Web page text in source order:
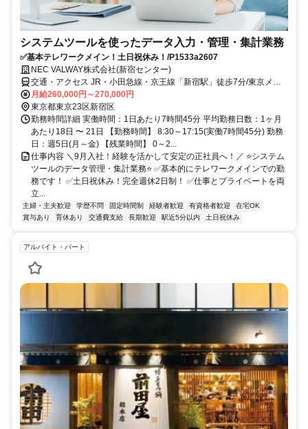
システムツールを使ったデータ入力・管理・集計業務
✅基本テレワークメイン！土日祝休み！/P1533a2607
NEC VALWAY株式会社(新宿センター)
交通・アクセス JR・小田急線・京王線「新宿駅」徒歩7分/東京メト
ロ丸ノ内線「西新宿駅」徒歩4分/都営地下鉄大江戸線「都庁前駅」徒
歩3分
月給260,000円～270,000円
東京都東京23区新宿区
勤務時間詳細 実働時間：1日あたり7時間45分 平均勤務日数：1ヶ月
あたり18日 〜 21日 【勤務時間】 8:30～17:15(実働7時間45分) 勤務
日：週5日(月～金) 【残業時間】 0～2...
仕事内容 ＼9月入社！経験を活かして安定の正社員へ！／ ⭐システム
ツールのデータ管理・集計業務⭐ ✅基本的にテレワークメインでの勤
務です！ ✅土日祝休み！完全週休2日制！ ✅仕事とプライベートを両
立...
主婦・主夫歓迎 学歴不問 固定時間制 経験者歓迎 有資格者歓迎
在宅OK
賞与あり
育休あり 交通費支給 長期歓迎 駅近5分以内 土日祝休み
アルバイト・パート